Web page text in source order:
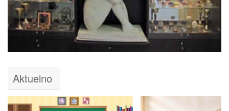
Aktuelno